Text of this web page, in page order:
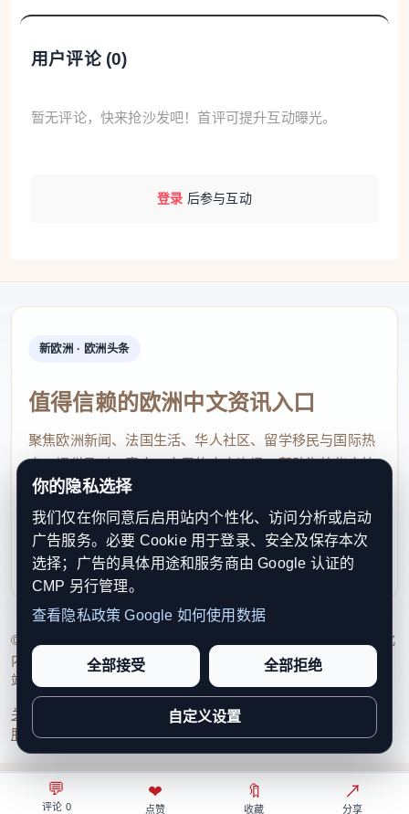
💬
评论 0
❤
点赞
🔖
收藏
↗
分享
景观大道的“印象潮坊”市集持续开放。100个摊位划分
剪纸、米塑等温州非遗，还有独立设计师带来的3D打
印文创、手作珍珠、个性香氛。你可以淘一件独一无
二的小物，也可以坐在摊前看匠人现场制作。
书香阅读区是亲子互动的好去处。瓯海区图书馆
把世界读书日活动搬到了街区中央。“答案之书”互动
墙、“敲染春天·叶间书香”区域里，孩子们可以体验植
物拓印和树叶书签制作，用叶片的纹理“涂鸦”出独一
无二的自然画作，把春天的印记带回家。现场还有“春
天里的读书会”和“我的绿色书单”活动。这里堪称闹市
中的一处安静角落。
生活美食区则汇聚了温州大馄饨、灯盏糕、山粉
糊、瓯柑冰淇淋等老味道，以及新西兰牛排、港式章
用户评论 (0)
暂无评论，快来抢沙发吧！首评可提升互动曝光。
登录 后参与互动
新欧洲 · 欧洲头条
值得信赖的欧洲中文资讯入口
聚焦欧洲新闻、法国生活、华人社区、留学移民与国际热
点，提供及时、真实、实用的中文资讯，帮助海外华人快
速了解欧洲动态。
contact@xinouzhou.com
服务支持、版权与合作：工作日优先处理站务、投稿与权
利通知
© 2026 新欧洲·欧洲头条. All Rights Reserved. 本网站持续优化
内容透明度、联系方式与用户权利说明，以提升品牌信任感和
站点完整度。
关于我们 编辑规范日期归档隐私政策
服务条款联系我们
你的隐私选择
我们仅在你同意后启用站内个性化、访问分析或启动
广告服务。必要 Cookie 用于登录、安全及保存本次
选择；广告的具体用途和服务商由 Google 认证的
CMP 另行管理。
查看隐私政策 Google 如何使用数据
全部接受 全部拒绝
自定义设置
⌂
首页
◎
关注
↗
热榜
○
我的